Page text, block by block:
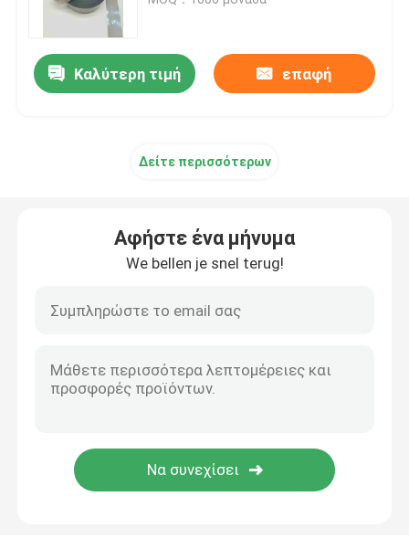
Αντανακλαστικό νήμα νημάτων
Αντανακλαστικό ύφασμα ουράνιων τόξων
Αντανακλαστικά εξαρτήματα
Καλύτερη τιμή επαφή
Δείτε περισσότερων
Αφήστε ένα μήνυμα
We bellen je snel terug!